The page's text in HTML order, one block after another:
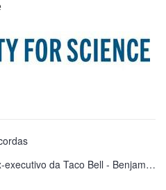
Novas acusações para o ex-executivo da Taco Bell - Benjamin Golden - na briga do Uber